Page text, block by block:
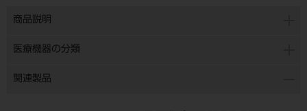
商品説明
医療機器の分類
関連製品